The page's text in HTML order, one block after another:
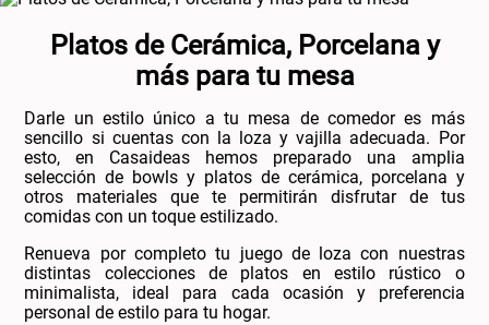
Platos de Cerámica, Porcelana y
más para tu mesa
Darle un estilo único a tu mesa de comedor es más
sencillo si cuentas con la loza y vajilla adecuada. Por
esto, en Casaideas hemos preparado una amplia
selección de bowls y platos de cerámica, porcelana y
otros materiales que te permitirán disfrutar de tus
comidas con un toque estilizado.
Renueva por completo tu juego de loza con nuestras
distintas colecciones de platos en estilo rústico o
minimalista, ideal para cada ocasión y preferencia
personal de estilo para tu hogar.